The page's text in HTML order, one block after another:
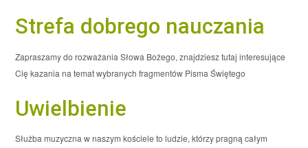
Strefa dobrego nauczania
Zapraszamy do rozważania Słowa Bożego, znajdziesz tutaj interesujące
Cię kazania na temat wybranych fragmentów Pisma Świętego
Uwielbienie
Służba muzyczna w naszym kościele to ludzie, którzy pragną całym